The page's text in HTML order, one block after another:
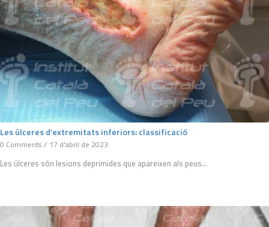
Les úlceres d’extremitats inferiors: classificació
0 Comments / 17 d'abril de 2023
Les úlceres són lesions deprimides que apareixen als peus…